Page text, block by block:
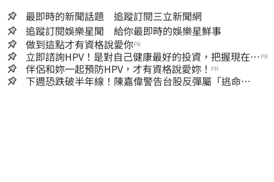
最即時的新聞話題 追蹤訂閱三立新聞網
追蹤訂閱娛樂星聞 給你最即時的娛樂星鮮事
做到這點才有資格說愛你PR
立即諮詢HPV！是對自己健康最好的投資，把握現在不
嫌晚！
PR
伴侶和妳一起預防HPV，才有資格說愛妳！ PR
下週恐跌破半年線！陳嘉偉警告台股反彈屬「逃命